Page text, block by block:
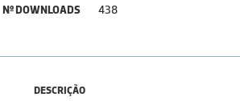
Nº DOWNLOADS 438
DESCRIÇÃO